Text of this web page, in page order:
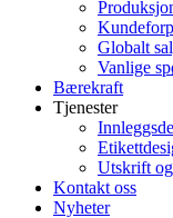
Globalt
Vanlige
Bærekraft
Tjenester
Utskrift
Kontakt oss
Nyheter